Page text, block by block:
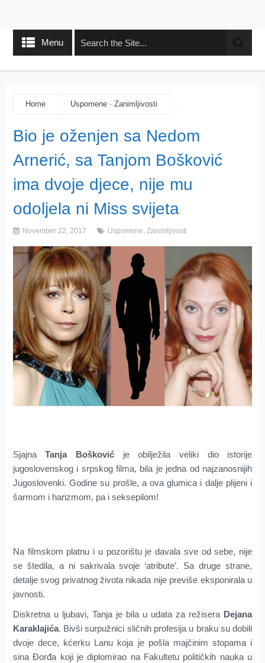
Menu
Home Uspomene· Zanimljivosti
Bio je oženjen sa Nedom
Arnerić, sa Tanjom Bošković
ima dvoje djece, nije mu
odoljela ni Miss svijeta
November 22, 2017 Uspomene, Zanimljivosti
SjajnaTanja Bošković je obilježila veliki dio istorije
jugoslovenskog i srpskog filma, bila je jedna od najzanosnijih
Jugoslovenki. Godine su prošle, a ova glumica i dalje plijeni i
šarmom i harizmom, pa i seksepilom!
Na filmskom platnu i u pozorištu je davala sve od sebe, nije
se štedila, a ni sakrivala svoje ‘atribute’. Sa druge strane,
detalje svog privatnog života nikada nije previše eksponirala u
javnosti.
Diskretna u ljubavi, Tanja je bila u udata za režisera Dejana
Karaklajića. Bivši surpužnici sličnih profesija u braku su dobili
dvoje dece, kćerku Lanu koja je pošla majčinim stopama i
sina Đorđa koji je diplomirao na Fakultetu političkih nauka u